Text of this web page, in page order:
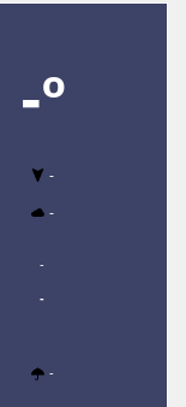
-º
-
-
-
-
-